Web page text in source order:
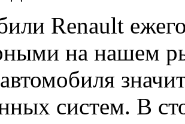
Renault
на нашем
систем. В